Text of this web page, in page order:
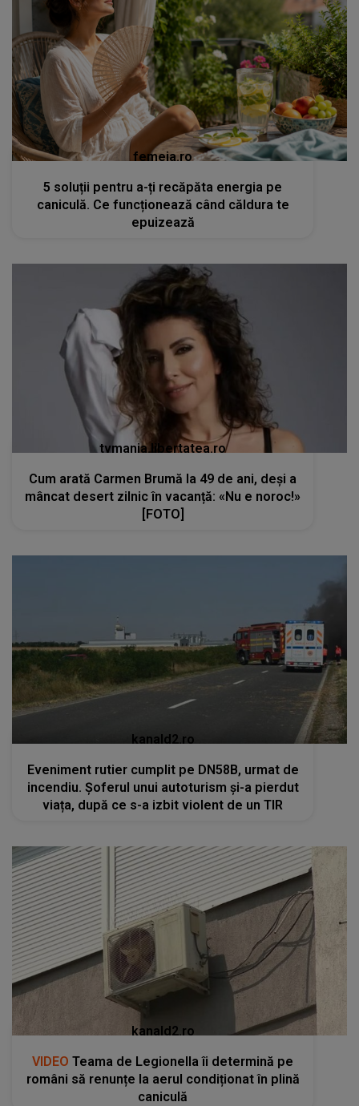
femeia.ro
5 soluții pentru a-ți recăpăta energia pe
caniculă. Ce funcționează când căldura te
epuizează
tvmania.libertatea.ro
Cum arată Carmen Brumă la 49 de ani, deși a
mâncat desert zilnic în vacanță: «Nu e noroc!»
[FOTO]
kanald2.ro
Eveniment rutier cumplit pe DN58B, urmat de
incendiu. Șoferul unui autoturism și-a pierdut
viața, după ce s-a izbit violent de un TIR
kanald2.ro
VIDEO Teama de Legionella îi determină pe
români să renunțe la aerul condiționat în plină
caniculă